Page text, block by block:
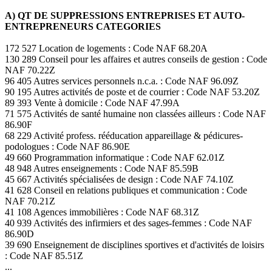
A) QT DE SUPPRESSIONS ENTREPRISES ET AUTO-
ENTREPRENEURS CATEGORIES
172 527 Location de logements : Code NAF 68.20A
130 289 Conseil pour les affaires et autres conseils de gestion : Code
NAF 70.22Z
96 405 Autres services personnels n.c.a. : Code NAF 96.09Z
90 195 Autres activités de poste et de courrier : Code NAF 53.20Z
89 393 Vente à domicile : Code NAF 47.99A
71 575 Activités de santé humaine non classées ailleurs : Code NAF
86.90F
68 229 Activité profess. rééducation appareillage & pédicures-
podologues : Code NAF 86.90E
49 660 Programmation informatique : Code NAF 62.01Z
48 948 Autres enseignements : Code NAF 85.59B
45 667 Activités spécialisées de design : Code NAF 74.10Z
41 628 Conseil en relations publiques et communication : Code
NAF 70.21Z
41 108 Agences immobilières : Code NAF 68.31Z
40 939 Activités des infirmiers et des sages-femmes : Code NAF
86.90D
39 690 Enseignement de disciplines sportives et d'activités de loisirs
: Code NAF 85.51Z
...